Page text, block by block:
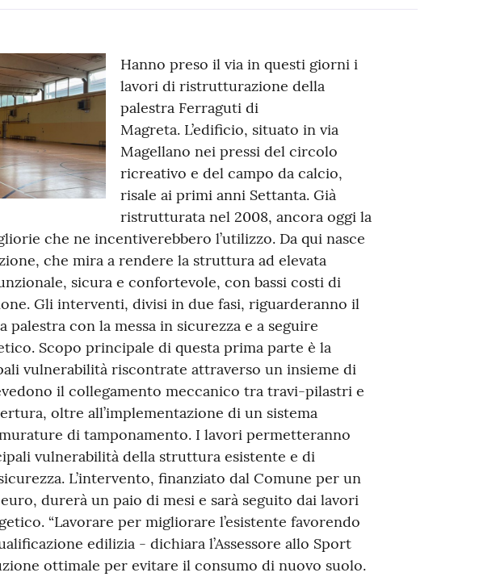
Hanno preso il via in questi giorni i
lavori di ristrutturazione della
palestra Ferraguti di
Magreta. L’edificio, situato in via
Magellano nei pressi del circolo
ricreativo e del campo da calcio,
risale ai primi anni Settanta. Già
ristrutturata nel 2008, ancora oggi la
che ne incentiverebbero l’utilizzo. Da qui nasce
che mira a rendere la struttura ad elevata
sicura e confortevole, con bassi costi di
Gli interventi, divisi in due fasi, riguarderanno il
con la messa in sicurezza e a seguire
Scopo principale di questa prima parte è la
vulnerabilità riscontrate attraverso un insieme di
il collegamento meccanico tra travi-pilastri e
oltre all’implementazione di un sistema
di tamponamento. I lavori permetteranno
vulnerabilità della struttura esistente e di
L’intervento, finanziato dal Comune per un
durerà un paio di mesi e sarà seguito dai lavori
“Lavorare per migliorare l’esistente favorendo
edilizia - dichiara l’Assessore allo Sport
ottimale per evitare il consumo di nuovo suolo.